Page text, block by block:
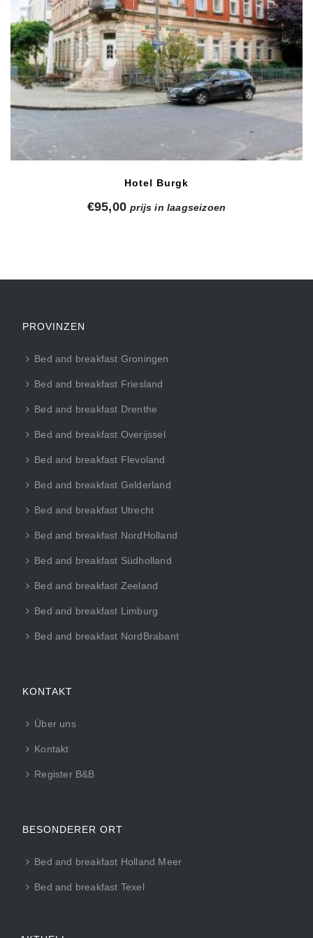
Hotel Burgk
€95,00 prijs in laagseizoen
PROVINZEN
Bed and breakfast Groningen
Bed and breakfast Friesland
Bed and breakfast Drenthe
Bed and breakfast Overijssel
Bed and breakfast Flevoland
Bed and breakfast Gelderland
Bed and breakfast Utrecht
Bed and breakfast NordHolland
Bed and breakfast Südholland
Bed and breakfast Zeeland
Bed and breakfast Limburg
Bed and breakfast NordBrabant
KONTAKT
Über uns
Kontakt
Register B&B
BESONDERER ORT
Bed and breakfast Holland Meer
Bed and breakfast Texel